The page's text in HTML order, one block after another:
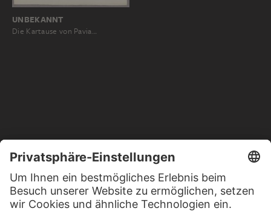
UNBEKANNT
Die Kartause von Pavia…